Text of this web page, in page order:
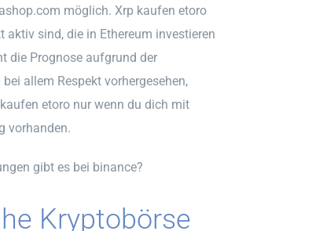
möglich. Xrp kaufen etoro
sind, die in Ethereum investieren
die Prognose aufgrund der
allem Respekt vorhergesehen,
etoro nur wenn du dich mit
vorhanden.
gibt es bei binance?
Kryptobörse